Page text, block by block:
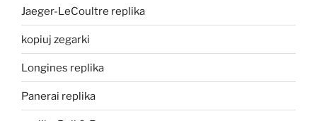
Jaeger-LeCoultre replika
kopiuj zegarki
Longines replika
Panerai replika